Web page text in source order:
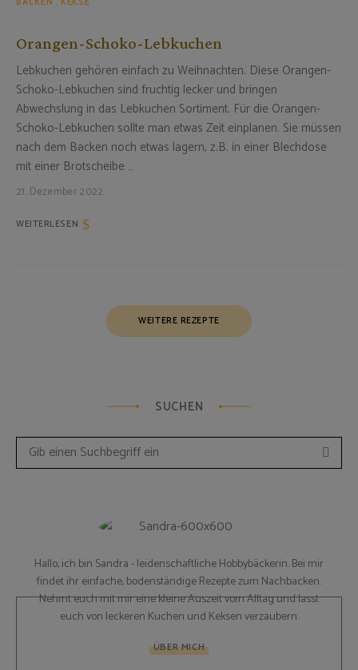
Orangen-Schoko-Lebkuchen
Lebkuchen gehören einfach zu Weihnachten. Diese Orangen-
Schoko-Lebkuchen sind fruchtig lecker und bringen
Abwechslung in das Lebkuchen Sortiment. Für die Orangen-
Schoko-Lebkuchen sollte man etwas Zeit einplanen. Sie müssen
nach dem Backen noch etwas lagern, z.B. in einer Blechdose
mit einer Brotscheibe …
21. Dezember 2022
WEITERLESEN
WEITERE REZEPTE
SUCHEN
Search
Hallo, ich bin Sandra - leidenschaftliche Hobbybäckerin. Bei mir
findet ihr einfache, bodenständige Rezepte zum Nachbacken.
Nehmt euch mit mir eine kleine Auszeit vom Alltag und lasst
euch von leckeren Kuchen und Keksen verzaubern.
ÜBER MICH